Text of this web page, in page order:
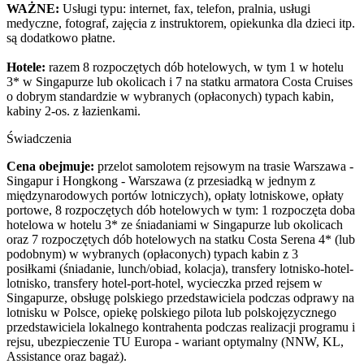
WAŻNE: Usługi typu: internet, fax, telefon, pralnia, usługi
medyczne, fotograf, zajęcia z instruktorem, opiekunka dla dzieci itp.
są dodatkowo płatne.
Hotele: razem 8 rozpoczętych dób hotelowych, w tym 1 w hotelu
3* w Singapurze lub okolicach i 7 na statku armatora Costa Cruises
o dobrym standardzie w wybranych (opłaconych) typach kabin,
kabiny 2-os. z łazienkami.
Świadczenia
Cena obejmuje: przelot samolotem rejsowym na trasie Warszawa -
Singapur i Hongkong - Warszawa (z przesiadką w jednym z
międzynarodowych portów lotniczych), opłaty lotniskowe, opłaty
portowe, 8 rozpoczętych dób hotelowych w tym: 1 rozpoczęta doba
hotelowa w hotelu 3* ze śniadaniami w Singapurze lub okolicach
oraz 7 rozpoczętych dób hotelowych na statku Costa Serena 4* (lub
podobnym) w wybranych (opłaconych) typach kabin z 3
posiłkami (śniadanie, lunch/obiad, kolacja), transfery lotnisko-hotel-
lotnisko, transfery hotel-port-hotel, wycieczka przed rejsem w
Singapurze, obsługę polskiego przedstawiciela podczas odprawy na
lotnisku w Polsce, opiekę polskiego pilota lub polskojęzycznego
przedstawiciela lokalnego kontrahenta podczas realizacji programu i
rejsu, ubezpieczenie TU Europa - wariant optymalny (NNW, KL,
Assistance oraz bagaż).